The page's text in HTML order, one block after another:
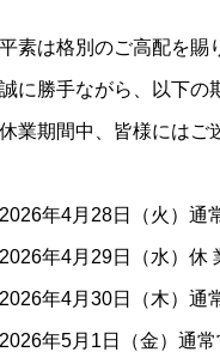
平素は格別のご高配を賜
誠に勝手ながら、以下の
休業期間中、皆様にはご
2026年4月28日（火）通
2026年4月29日（水） 休
2026年4月30日（木）通
2026年5月1日（金）通常